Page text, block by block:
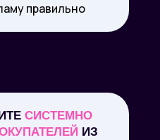
правильно
СИСТЕМНО
ИЗ